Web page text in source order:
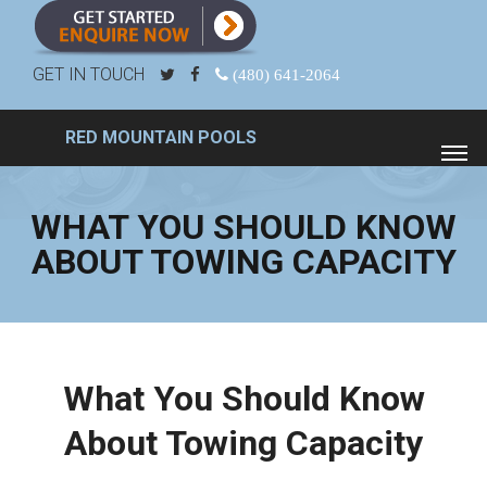
GET IN TOUCH (480) 641-2064
RED MOUNTAIN POOLS
WHAT YOU SHOULD KNOW
ABOUT TOWING CAPACITY
What You Should Know
About Towing Capacity